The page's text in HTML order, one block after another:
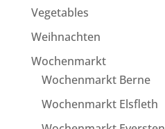
Vegetables
Weihnachten
Wochenmarkt
Wochenmarkt Berne
Wochenmarkt Elsfleth